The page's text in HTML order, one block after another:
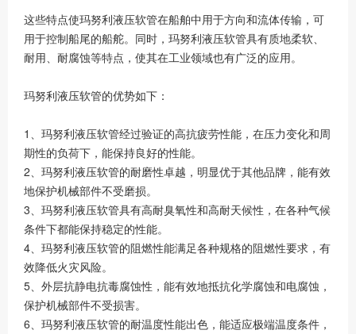
这些特点使玛努利液压软管在船舶中用于方向和流体传输，可
用于控制船尾的船舵。同时，玛努利液压软管具有质地柔软、
耐用、耐腐蚀等特点，使其在工业领域也有广泛的应用。
玛努利液压软管的优势如下：
1、玛努利液压软管经过验证的高抗疲劳性能，在压力变化和周
期性的负荷下，能保持良好的性能。
2、玛努利液压软管的耐磨性卓越，明显优于其他品牌，能有效
地保护机械部件不受磨损。
3、玛努利液压软管具有高耐臭氧性和高耐天候性，在各种气候
条件下都能保持稳定的性能。
4、玛努利液压软管的阻燃性能满足各种规格的阻燃性要求，有
效降低火灾风险。
5、外层抗静电抗毒腐蚀性，能有效地抵抗化学腐蚀和电腐蚀，
保护机械部件不受损害。
6、玛努利液压软管的耐温度性能出色，能适应极端温度条件，